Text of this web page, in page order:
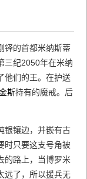
铎的首都米纳斯蒂
三纪2050年在米纳
他们的王。在护送
斯持有的魔戒。后
银镶边，并嵌有古
时只要这支号角被
的路上，当博罗米
远了，所以援兵无